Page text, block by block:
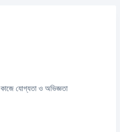
যোগ্যতা ও অভিজ্ঞতা